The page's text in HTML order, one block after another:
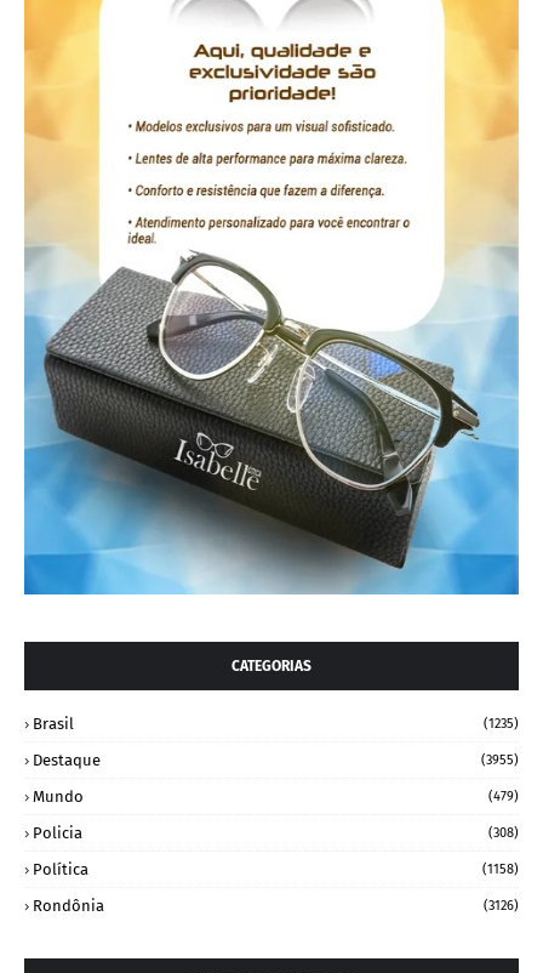
CATEGORIAS
Brasil (1235)
Destaque (3955)
Mundo (479)
Policia (308)
Política (1158)
Rondônia (3126)